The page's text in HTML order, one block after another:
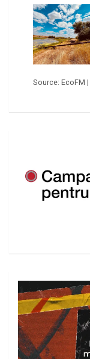
Source: EcoFM |